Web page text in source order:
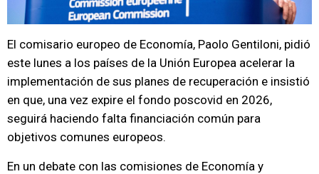
El comisario europeo de Economía, Paolo Gentiloni, pidió
este lunes a los países de la Unión Europea acelerar la
implementación de sus planes de recuperación e insistió
en que, una vez expire el fondo poscovid en 2026,
seguirá haciendo falta financiación común para
objetivos comunes europeos.
En un debate con las comisiones de Economía y